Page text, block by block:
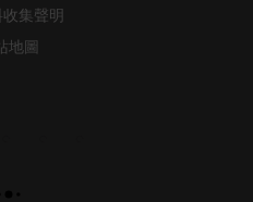
集聲明
地圖